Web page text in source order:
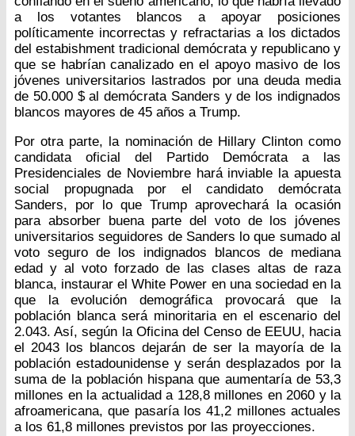
a los votantes blancos a apoyar posiciones
políticamente incorrectas y refractarias a los dictados
del estabishment tradicional demócrata y republicano y
que se habrían canalizado en el apoyo masivo de los
jóvenes universitarios lastrados por una deuda media
de 50.000 $ al demócrata Sanders y de los indignados
blancos mayores de 45 años a Trump.
Por otra parte, la nominación de Hillary Clinton como
candidata oficial del Partido Demócrata a las
Presidenciales de Noviembre hará inviable la apuesta
social propugnada por el candidato demócrata
Sanders, por lo que Trump aprovechará la ocasión
para absorber buena parte del voto de los jóvenes
universitarios seguidores de Sanders lo que sumado al
voto seguro de los indignados blancos de mediana
edad y al voto forzado de las clases altas de raza
blanca, instaurar el White Power en una sociedad en la
que la evolución demográfica provocará que la
población blanca será minoritaria en el escenario del
2.043. Así, según la Oficina del Censo de EEUU, hacia
el 2043 los blancos dejarán de ser la mayoría de la
población estadounidense y serán desplazados por la
suma de la población hispana que aumentaría de 53,3
millones en la actualidad a 128,8 millones en 2060 y la
afroamericana, que pasaría los 41,2 millones actuales
a los 61,8 millones previstos por las proyecciones.